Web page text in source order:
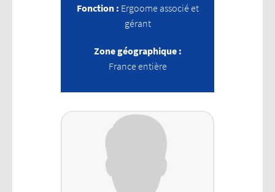
Fonction : Ergoome associé et
gérant
Zone géographique :
France entière